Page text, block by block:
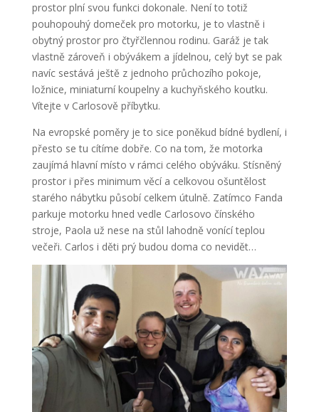
prostor plní svou funkci dokonale. Není to totiž
pouhopouhý domeček pro motorku, je to vlastně i
obytný prostor pro čtyřčlennou rodinu. Garáž je tak
vlastně zároveň i obývákem a jídelnou, celý byt se pak
navíc sestává ještě z jednoho průchozího pokoje,
ložnice, miniaturní koupelny a kuchyňského koutku.
Vítejte v Carlosově příbytku.
Na evropské poměry je to sice poněkud bídné bydlení, i
přesto se tu cítíme dobře. Co na tom, že motorka
zaujímá hlavní místo v rámci celého obýváku. Stísněný
prostor i přes minimum věcí a celkovou ošuntělost
starého nábytku působí celkem útulně. Zatímco Fanda
parkuje motorku hned vedle Carlosovo čínského
stroje, Paola už nese na stůl lahodně vonící teplou
večeři. Carlos i děti prý budou doma co nevidět…